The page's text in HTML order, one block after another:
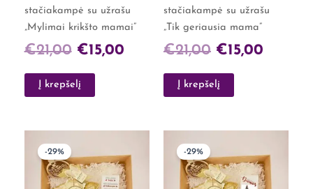
stačiakampė su užrašu
„Mylimai krikšto mamai”
€21,00 €15,00
Į krepšelį
stačiakampė su užrašu
„Tik geriausia mama”
€21,00 €15,00
Į krepšelį
-29%
price
was:
price
is:
-29%
price
was:
price
is: